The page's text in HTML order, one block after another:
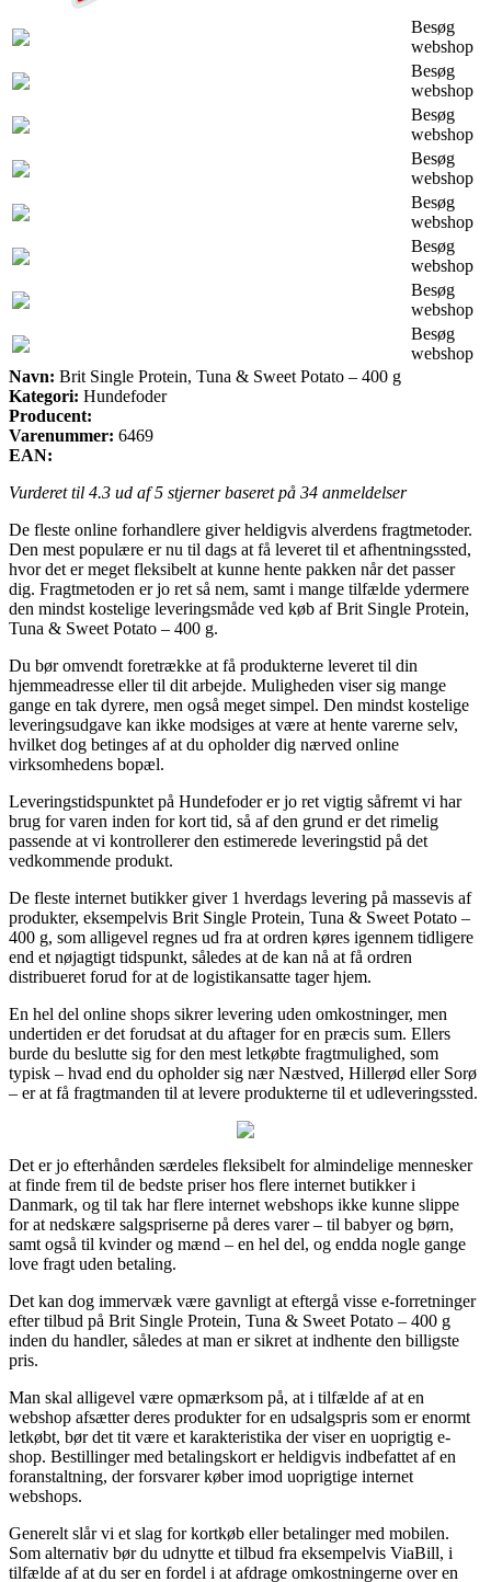
Besøg
webshop
Besøg
webshop
Besøg
webshop
Besøg
webshop
Besøg
webshop
Besøg
webshop
Besøg
webshop
Besøg
webshop
Navn: Brit Single Protein, Tuna & Sweet Potato – 400 g
Kategori: Hundefoder
Producent:
Varenummer: 6469
EAN:
Vurderet til 4.3 ud af 5 stjerner baseret på 34 anmeldelser
De fleste online forhandlere giver heldigvis alverdens fragtmetoder.
Den mest populære er nu til dags at få leveret til et afhentningssted,
hvor det er meget fleksibelt at kunne hente pakken når det passer
dig. Fragtmetoden er jo ret så nem, samt i mange tilfælde ydermere
den mindst kostelige leveringsmåde ved køb af Brit Single Protein,
Tuna & Sweet Potato – 400 g.
Du bør omvendt foretrække at få produkterne leveret til din
hjemmeadresse eller til dit arbejde. Muligheden viser sig mange
gange en tak dyrere, men også meget simpel. Den mindst kostelige
leveringsudgave kan ikke modsiges at være at hente varerne selv,
hvilket dog betinges af at du opholder dig nærved online
virksomhedens bopæl.
Leveringstidspunktet på Hundefoder er jo ret vigtig såfremt vi har
brug for varen inden for kort tid, så af den grund er det rimelig
passende at vi kontrollerer den estimerede leveringstid på det
vedkommende produkt.
De fleste internet butikker giver 1 hverdags levering på massevis af
produkter, eksempelvis Brit Single Protein, Tuna & Sweet Potato –
400 g, som alligevel regnes ud fra at ordren køres igennem tidligere
end et nøjagtigt tidspunkt, således at de kan nå at få ordren
distribueret forud for at de logistikansatte tager hjem.
En hel del online shops sikrer levering uden omkostninger, men
undertiden er det forudsat at du aftager for en præcis sum. Ellers
burde du beslutte sig for den mest letkøbte fragtmulighed, som
typisk – hvad end du opholder sig nær Næstved, Hillerød eller Sorø
– er at få fragtmanden til at levere produkterne til et udleveringssted.
Det er jo efterhånden særdeles fleksibelt for almindelige mennesker
at finde frem til de bedste priser hos flere internet butikker i
Danmark, og til tak har flere internet webshops ikke kunne slippe
for at nedskære salgspriserne på deres varer – til babyer og børn,
samt også til kvinder og mænd – en hel del, og endda nogle gange
love fragt uden betaling.
Det kan dog immervæk være gavnligt at eftergå visse e-forretninger
efter tilbud på Brit Single Protein, Tuna & Sweet Potato – 400 g
inden du handler, således at man er sikret at indhente den billigste
pris.
Man skal alligevel være opmærksom på, at i tilfælde af at en
webshop afsætter deres produkter for en udsalgspris som er enormt
letkøbt, bør det tit være et karakteristika der viser en uoprigtig e-
shop. Bestillinger med betalingskort er heldigvis indbefattet af en
foranstaltning, der forsvarer køber imod uoprigtige internet
webshops.
Generelt slår vi et slag for kortkøb eller betalinger med mobilen.
Som alternativ bør du udnytte et tilbud fra eksempelvis ViaBill, i
tilfælde af at du ser en fordel i at afdrage omkostningerne over en